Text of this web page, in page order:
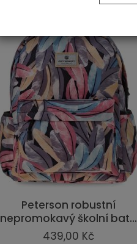
Peterson robustní
nepromokavý školní bat...
439,00 Kč